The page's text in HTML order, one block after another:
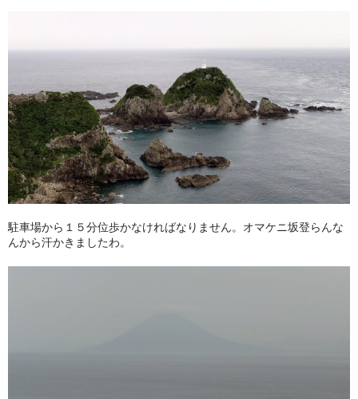
駐車場から１５分位歩かなければなりません。オマケニ坂登らんな
んから汗かきましたわ。